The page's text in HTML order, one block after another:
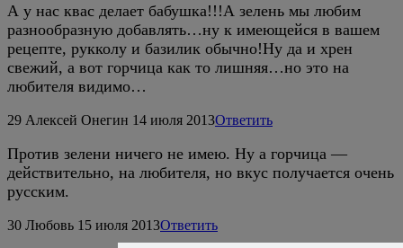
А у нас квас делает бабушка!!!А зелень мы любим
разнообразную добавлять…ну к имеющейся в вашем
рецепте, рукколу и базилик обычно!Ну да и хрен
свежий, а вот горчица как то лишняя…но это на
любителя видимо…
29 Алексей Онегин 14 июля 2013Ответить
Против зелени ничего не имею. Ну а горчица —
действительно, на любителя, но вкус получается очень
русским.
30 Любовь 15 июля 2013Ответить